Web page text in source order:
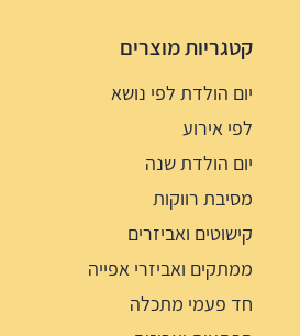
קטגריות מוצרים
יום הולדת לפי נושא
לפי אירוע
יום הולדת שנה
מסיבת רווקות
קישוטים ואביזרים
ממתקים ואביזרי אפייה
חד פעמי מתכלה